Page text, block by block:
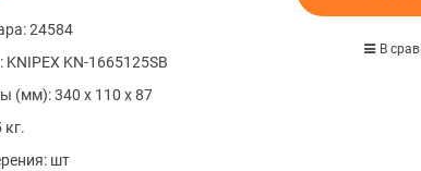
: 24584
KNIPEX KN-1665125SB
(мм): 340 x 110 x87
кг.
шт
В